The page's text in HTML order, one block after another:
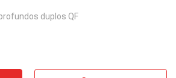
duplos QF